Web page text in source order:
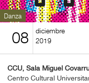
Guía
Mensual
Danza
08
diciembre
2019
CCU, Sala Miguel
Centro Cultural